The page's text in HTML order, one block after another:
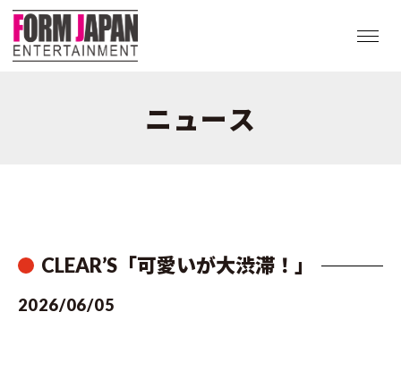
ニュース
CLEAR’S「可愛いが大渋滞！」
2026/06/05